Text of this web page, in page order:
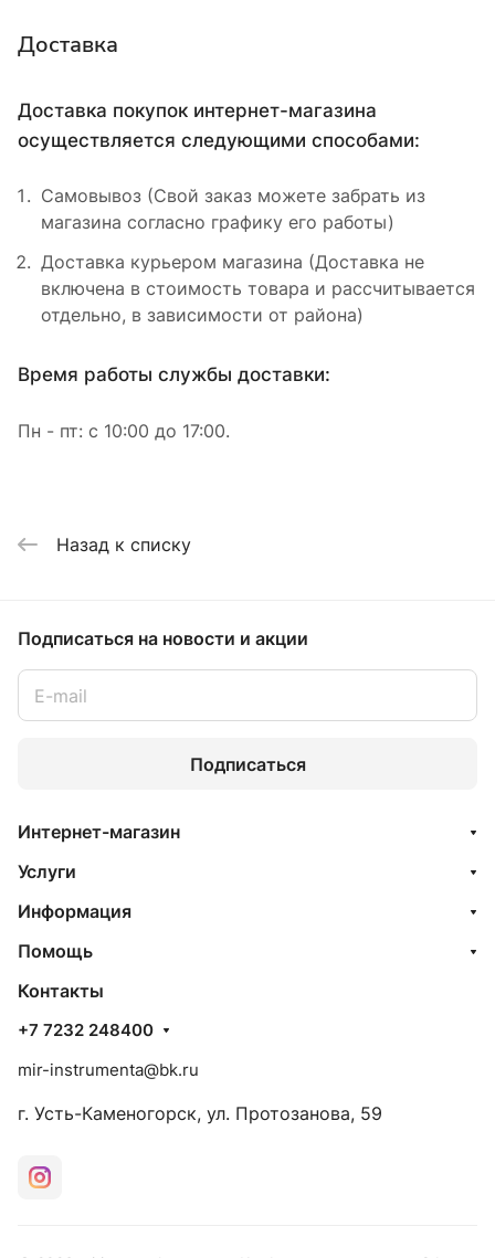
Доставка
Доставка покупок интернет-магазина
осуществляется следующими способами:
Самовывоз (Свой заказ можете забрать из
магазина согласно графику его работы)
Доставка курьером магазина (Доставка не
включена в стоимость товара и рассчитывается
отдельно, в зависимости от района)
Время работы службы доставки:
Пн - пт: с 10:00 до 17:00.
Назад к списку
Подписаться на новости и акции
Подписаться
Интернет-магазин
Услуги
Информация
Помощь
Контакты
+7 7232 248400
mir-instrumenta@bk.ru
г. Усть-Каменогорск, ул. Протозанова, 59